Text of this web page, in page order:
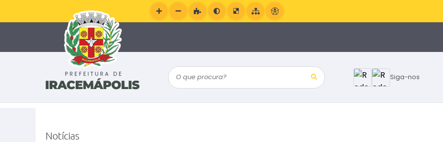
Siga-nos
O que procura?
Notícias